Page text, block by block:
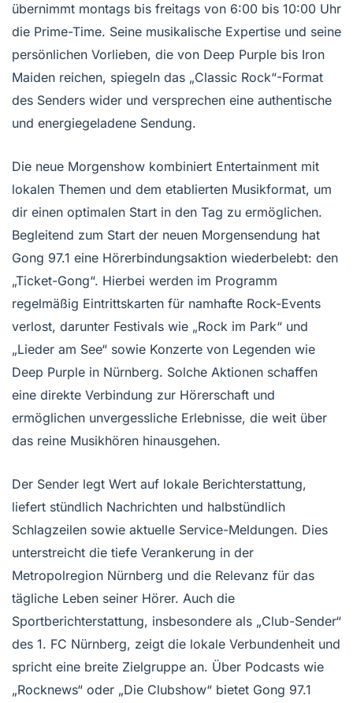
übernimmt montags bis freitags von 6:00 bis 10:00 Uhr
die Prime-Time. Seine musikalische Expertise und seine
persönlichen Vorlieben, die von Deep Purple bis Iron
Maiden reichen, spiegeln das „Classic Rock“-Format
des Senders wider und versprechen eine authentische
und energiegeladene Sendung.
Die neue Morgenshow kombiniert Entertainment mit
lokalen Themen und dem etablierten Musikformat, um
dir einen optimalen Start in den Tag zu ermöglichen.
Begleitend zum Start der neuen Morgensendung hat
Gong 97.1 eine Hörerbindungsaktion wiederbelebt: den
„Ticket-Gong“. Hierbei werden im Programm
regelmäßig Eintrittskarten für namhafte Rock-Events
verlost, darunter Festivals wie „Rock im Park“ und
„Lieder am See“ sowie Konzerte von Legenden wie
Deep Purple in Nürnberg. Solche Aktionen schaffen
eine direkte Verbindung zur Hörerschaft und
ermöglichen unvergessliche Erlebnisse, die weit über
das reine Musikhören hinausgehen.
Der Sender legt Wert auf lokale Berichterstattung,
liefert stündlich Nachrichten und halbstündlich
Schlagzeilen sowie aktuelle Service-Meldungen. Dies
unterstreicht die tiefe Verankerung in der
Metropolregion Nürnberg und die Relevanz für das
tägliche Leben seiner Hörer. Auch die
Sportberichterstattung, insbesondere als „Club-Sender“
des 1. FC Nürnberg, zeigt die lokale Verbundenheit und
spricht eine breite Zielgruppe an. Über Podcasts wie
„Rocknews“ oder „Die Clubshow“ bietet Gong 97.1